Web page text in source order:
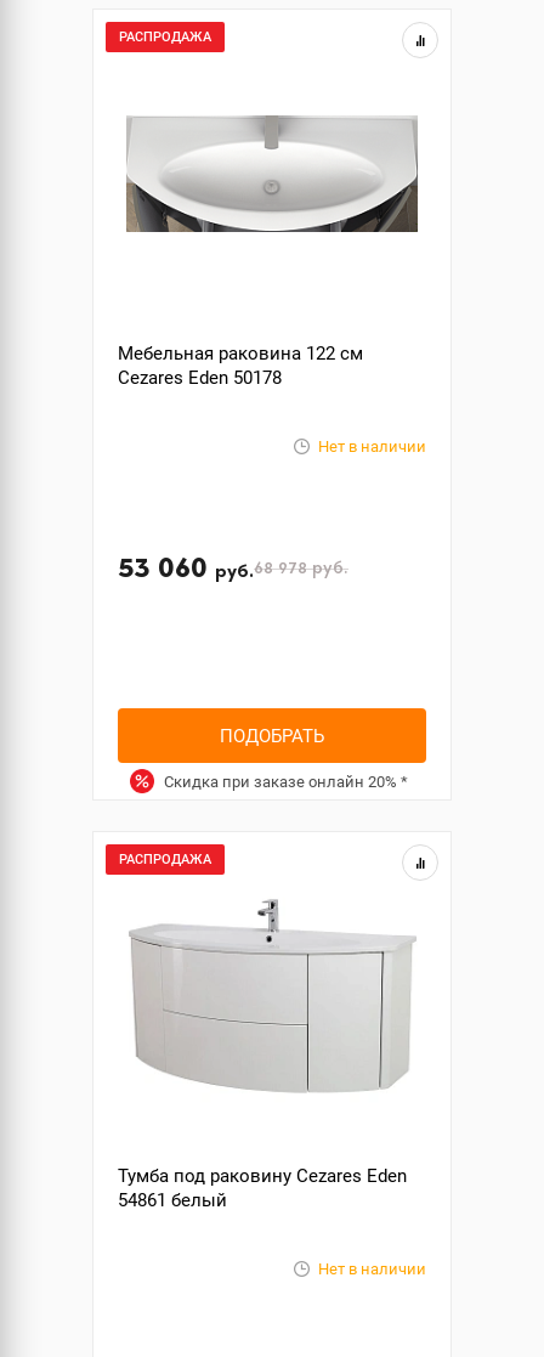
РАСПРОДАЖА
Мебельная раковина 122 см
Cezares Eden 50178
Нет в наличии
53 060 руб.68 978руб.
ПОДОБРАТЬ
Скидка при заказе онлайн 20% *
РАСПРОДАЖА
Тумба под раковину Cezares Eden
54861 белый
Нет в наличии